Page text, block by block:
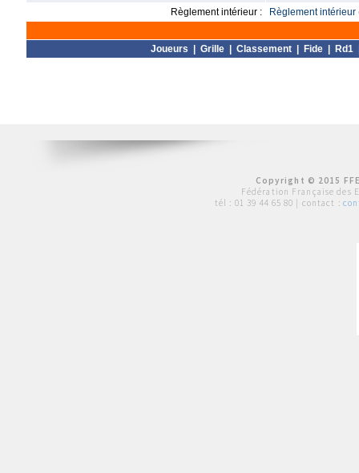
Règlement intérieur :
Règlement intérieur
Joueurs Grille| Classement| Fide| Rd1
Copyright © 2015
Fédération Française des
tél : 01 39 44 65 80 | contact :